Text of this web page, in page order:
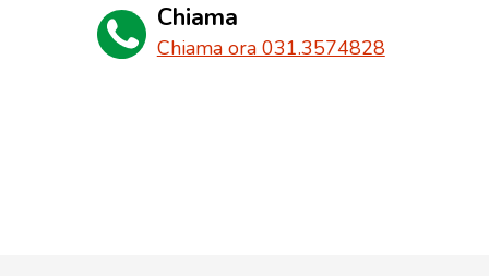
Chiama
Chiama ora 031.3574828